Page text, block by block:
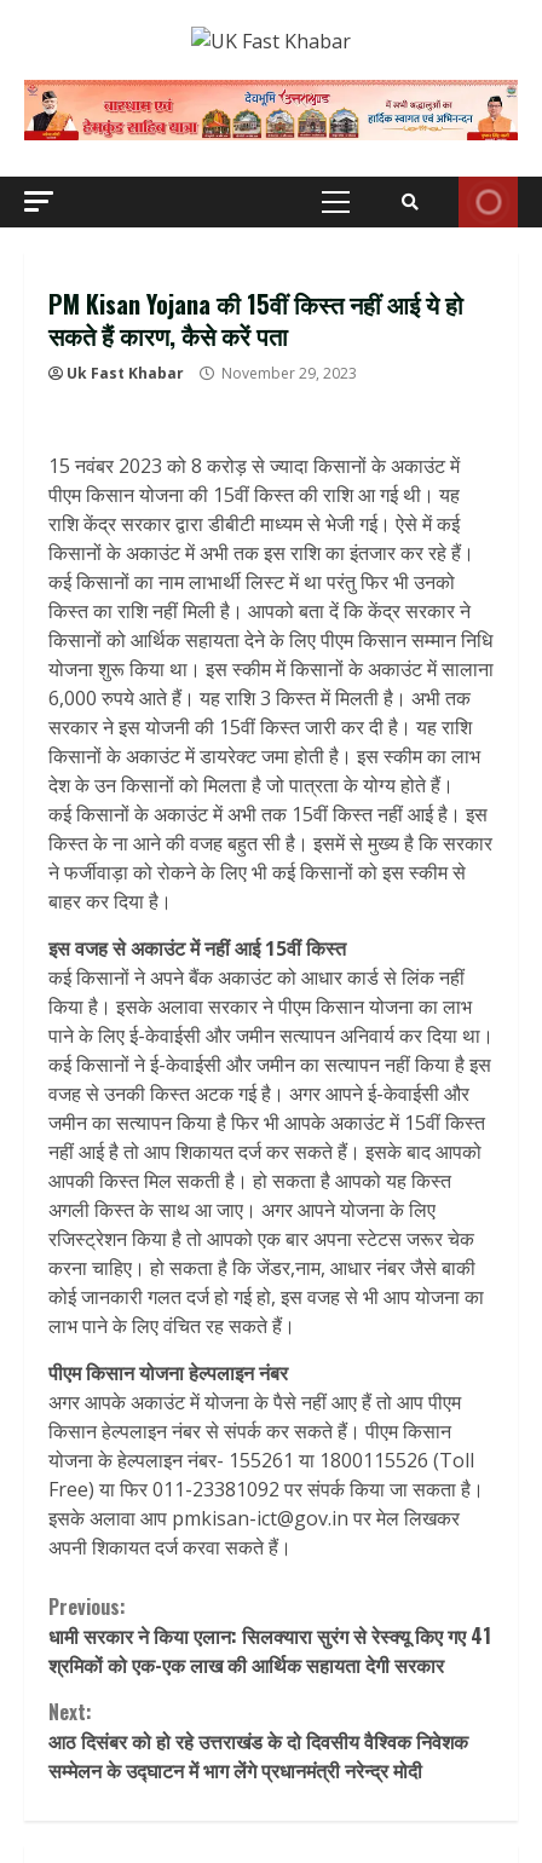
Primary
PM Kisan Yojana की 15वीं किस्त नहीं आई ये हो
सकते हैं कारण, कैसे करें पता
Uk Fast Khabar November 29, 2023
15 नवंबर 2023 को 8 करोड़ से ज्यादा किसानों के अकाउंट में
पीएम किसान योजना की 15वीं किस्त की राशि आ गई थी। यह
राशि केंद्र सरकार द्वारा डीबीटी माध्यम से भेजी गई। ऐसे में कई
किसानों के अकाउंट में अभी तक इस राशि का इंतजार कर रहे हैं।
कई किसानों का नाम लाभार्थी लिस्ट में था परंतु फिर भी उनको
किस्त का राशि नहीं मिली है। आपको बता दें कि केंद्र सरकार ने
किसानों को आर्थिक सहायता देने के लिए पीएम किसान सम्मान निधि
योजना शुरू किया था। इस स्कीम में किसानों के अकाउंट में सालाना
6,000 रुपये आते हैं। यह राशि 3 किस्त में मिलती है। अभी तक
सरकार ने इस योजनी की 15वीं किस्त जारी कर दी है। यह राशि
किसानों के अकाउंट में डायरेक्ट जमा होती है। इस स्कीम का लाभ
देश के उन किसानों को मिलता है जो पात्रता के योग्य होते हैं।
कई किसानों के अकाउंट में अभी तक 15वीं किस्त नहीं आई है। इस
किस्त के ना आने की वजह बहुत सी है। इसमें से मुख्य है कि सरकार
ने फर्जीवाड़ा को रोकने के लिए भी कई किसानों को इस स्कीम से
बाहर कर दिया है।
इस वजह से अकाउंट में नहीं आई 15वीं किस्त
कई किसानों ने अपने बैंक अकाउंट को आधार कार्ड से लिंक नहीं
किया है। इसके अलावा सरकार ने पीएम किसान योजना का लाभ
पाने के लिए ई-केवाईसी और जमीन सत्यापन अनिवार्य कर दिया था।
कई किसानों ने ई-केवाईसी और जमीन का सत्यापन नहीं किया है इस
वजह से उनकी किस्त अटक गई है। अगर आपने ई-केवाईसी और
जमीन का सत्यापन किया है फिर भी आपके अकाउंट में 15वीं किस्त
नहीं आई है तो आप शिकायत दर्ज कर सकते हैं। इसके बाद आपको
आपकी किस्त मिल सकती है। हो सकता है आपको यह किस्त
अगली किस्त के साथ आ जाए। अगर आपने योजना के लिए
रजिस्ट्रेशन किया है तो आपको एक बार अपना स्टेटस जरूर चेक
करना चाहिए। हो सकता है कि जेंडर,नाम, आधार नंबर जैसे बाकी
कोई जानकारी गलत दर्ज हो गई हो, इस वजह से भी आप योजना का
लाभ पाने के लिए वंचित रह सकते हैं।
पीएम किसान योजना हेल्पलाइन नंबर
अगर आपके अकाउंट में योजना के पैसे नहीं आए हैं तो आप पीएम
किसान हेल्पलाइन नंबर से संपर्क कर सकते हैं। पीएम किसान
योजना के हेल्पलाइन नंबर- 155261 या 1800115526 (Toll
Free) या फिर 011-23381092 पर संपर्क किया जा सकता है।
इसके अलावा आप pmkisan-ict@gov.in पर मेल लिखकर
अपनी शिकायत दर्ज करवा सकते हैं।
Continue
Reading
Previous:
धामी सरकार ने किया एलान: सिलक्यारा सुरंग से रेस्क्यू किए गए 41
श्रमिकों को एक-एक लाख की आर्थिक सहायता देगी सरकार
Next:
आठ दिसंबर को हो रहे उत्तराखंड के दो दिवसीय वैश्विक निवेशक
सम्मेलन के उद्घाटन में भाग लेंगे प्रधानमंत्री नरेन्द्र मोदी